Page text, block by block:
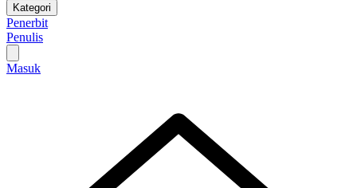
Kategori
Penerbit
Penulis
Masuk